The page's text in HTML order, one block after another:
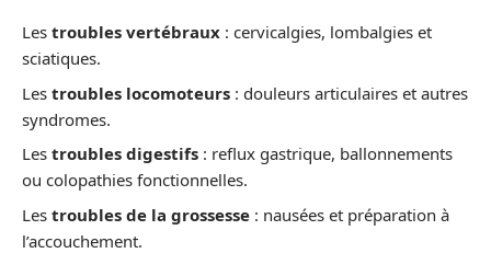
Les troubles vertébraux : cervicalgies, lombalgies et
sciatiques.
Les troubles locomoteurs : douleurs articulaires et autres
syndromes.
Les troubles digestifs : reflux gastrique, ballonnements
ou colopathies fonctionnelles.
Les troubles de la grossesse : nausées et préparation à
l’accouchement.